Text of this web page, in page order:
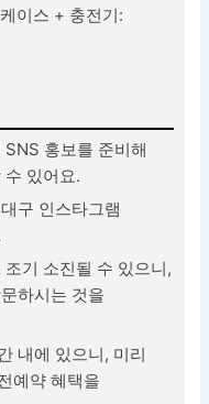
이스 + 충전기:
홍보를 준비해
있어요.
구 인스타그램
기 소진될 수 있으니,
하시는 것을
내에 있으니, 미리
예약 혜택을